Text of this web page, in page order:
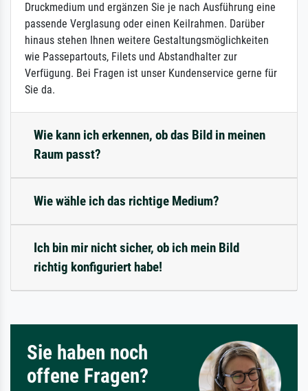
Druckmedium und ergänzen Sie je nach Ausführung eine
passende Verglasung oder einen Keilrahmen. Darüber
hinaus stehen Ihnen weitere Gestaltungsmöglichkeiten
wie Passepartouts, Filets und Abstandhalter zur
Verfügung. Bei Fragen ist unser Kundenservice gerne für
Sie da.
Wie kann ich erkennen, ob das Bild in meinen
Raum passt?
Wie wähle ich das richtige Medium?
Ich bin mir nicht sicher, ob ich mein Bild
richtig konfiguriert habe!
Sie haben noch
offene Fragen?